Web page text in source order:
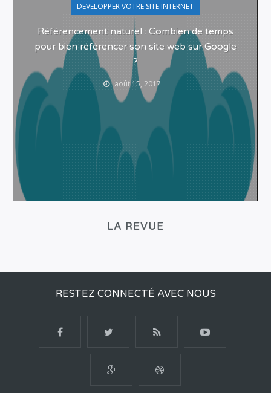
DEVELOPPER VOTRE SITE INTERNET
Référencement naturel : Combien de temps
pour bien référencer son site web sur Google
?
août 15, 2017
LA REVUE
RESTEZ CONNECTÉ AVEC NOUS